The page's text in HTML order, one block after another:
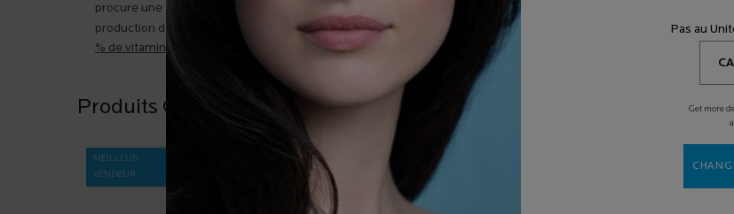
procure une foule de bienfaits anti-âge au visage, dont la réduction de l’hyperpigmentation et des taches brunes, la
production de collagène et l’éclaircissement du teint.Pure Vitamin C10 Anti-Aging Concentré Crème Anti-âge de La
% de vitamine C pure
et de l’acide hyaluronique. Il sublime la peau tout en respectant son intégrité, qu’elle soit
Produits Connexes
MEILLEUR
VENDEUR
Produit discontinué
Pas au
Get more